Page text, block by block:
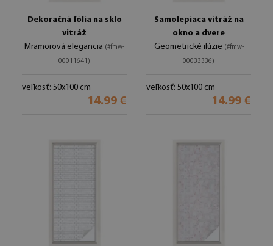
Dekoračná fólia na sklo
vitráž
Mramorová elegancia (#fmw-
00011641)
veľkosť: 50x100 cm
14.99 €
Samolepiaca vitráž na
okno a dvere
Geometrické ilúzie (#fmw-
00033336)
veľkosť: 50x100 cm
14.99 €